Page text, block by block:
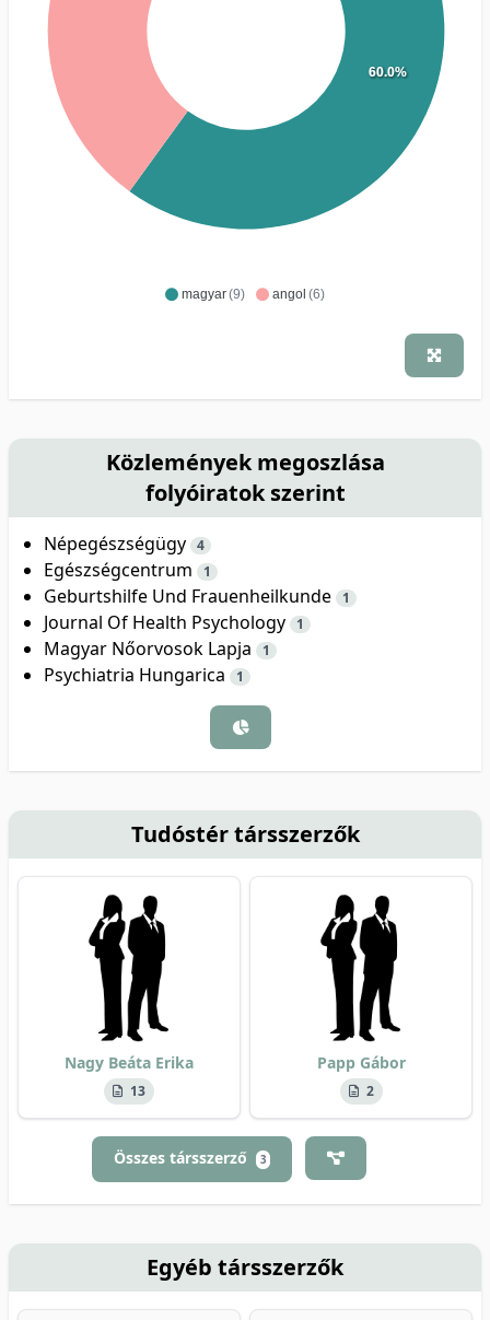
magyar(9) angol (6)
60.0%
Közlemények megoszlása
folyóiratok szerint
Népegészségügy 4
Egészségcentrum 1
Geburtshilfe Und Frauenheilkunde 1
Journal Of Health Psychology 1
Magyar Nőorvosok Lapja 1
Psychiatria Hungarica 1
Tudóstér társszerzők
Nagy Beáta Erika
13
Papp Gábor
2
Összes társszerző 3
Egyéb társszerzők